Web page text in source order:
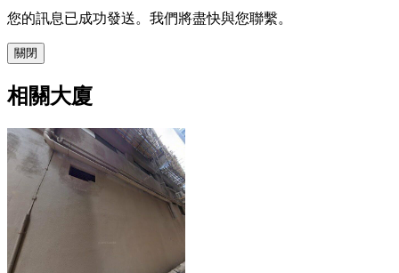
您的訊息已成功發送。我們將盡快與您聯繫。
關閉
相關大廈